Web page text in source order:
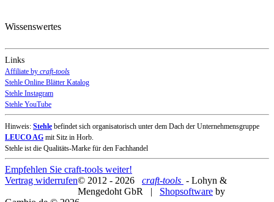
Wissenswertes
Links
Affiliate by craft-tools
Stehle Online Blätter Katalog
Stehle Instagram
Stehle YouTube
Hinweis: Stehle befindet sich organisatorisch unter dem Dach der Unternehmensgruppe
LEUCO AG mit Sitz in Horb.
Stehle ist die Qualitäts-Marke für den Fachhandel
Empfehlen Sie craft-tools weiter!
Vertrag widerrufen© 2012 - 2026 craft-tools - Lohyn &
Mengedoht GbR | Shopsoftware by